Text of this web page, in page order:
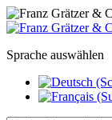
Sprache auswählen